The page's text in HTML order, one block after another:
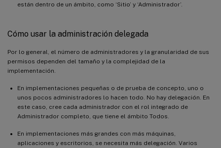
están dentro de un ámbito, como ‘Sitio’ y ‘Administrador’.
Cómo usar la administración delegada
Por lo general, el número de administradores y la granularidad de sus
permisos dependen del tamaño y la complejidad de la
implementación.
En implementaciones pequeñas o de prueba de concepto, uno o
unos pocos administradores lo hacen todo. No hay delegación. En
este caso, cree cada administrador con el rol integrado de
Administrador completo, que tiene el ámbito Todos.
En implementaciones más grandes con más máquinas,
aplicaciones y escritorios, se necesita más delegación. Varios